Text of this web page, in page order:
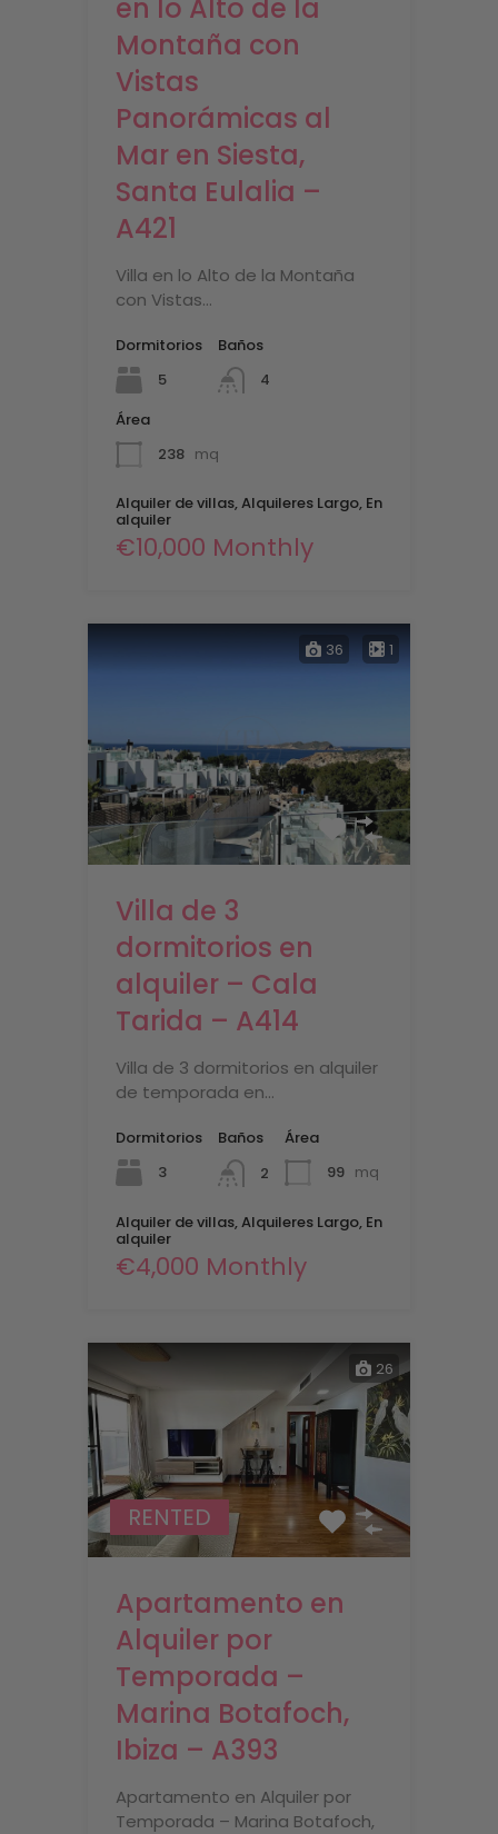
en lo Alto de la
Montaña con
Vistas
Panorámicas al
Mar en Siesta,
Santa Eulalia –
A421
Villa en lo Alto de la Montaña
con Vistas…
Dormitorios
5
Baños
4
Área
238 mq
Alquiler de villas, Alquileres Largo, En
alquiler
€10,000 Monthly
36 1
Villa de 3
dormitorios en
alquiler – Cala
Tarida – A414
Villa de 3 dormitorios en alquiler
de temporada en…
Dormitorios
3
Baños
2
Área
99 mq
Alquiler de villas, Alquileres Largo, En
alquiler
€4,000 Monthly
26
RENTED
Apartamento en
Alquiler por
Temporada –
Marina Botafoch,
Ibiza – A393
Apartamento en Alquiler por
Temporada – Marina Botafoch,